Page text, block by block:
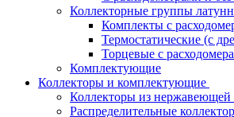
Коллекторные группы
Комплекты с
Термостатические (с
Торцевые с
Комплектующие
Коллекторы и комплектующие
Коллекторы из нержавеющей
Распределительные